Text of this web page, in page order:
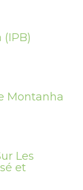
Montanha
Les
et